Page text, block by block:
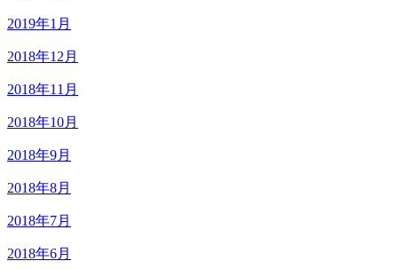
2019年1月
2018年12月
2018年11月
2018年10月
2018年9月
2018年8月
2018年7月
2018年6月